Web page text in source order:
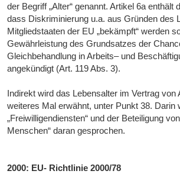
der Begriff „Alter“ genannt. Artikel 6a enthält
dass Diskriminierung u.a. aus Gründen des
Mitgliedstaaten der EU „bekämpft“ werden
Gewährleistung des Grundsatzes der
Gleichbehandlung in Arbeits– und
angekündigt (Art. 119 Abs. 3).
Indirekt wird das Lebensalter im Vertrag von
weiteres Mal erwähnt, unter Punkt 38. Darin
„Freiwilligendiensten“ und der Beteiligung
Menschen“ daran gesprochen.
2000: EU- Richtlinie 2000/78